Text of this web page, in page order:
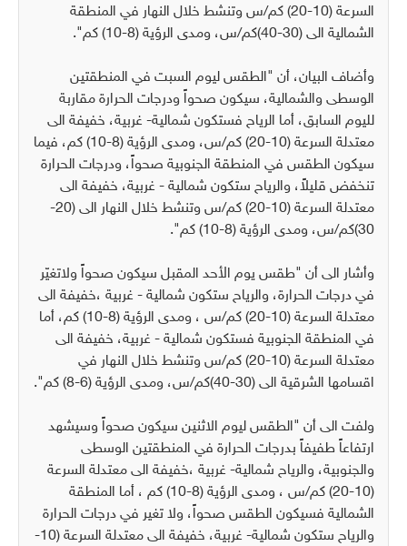
السرعة (10-20) كم/س وتنشط خلال النهار في المنطقة
الشمالية الى (30-40)كم/س، ومدى الرؤية (8-10) كم".
وأضاف البيان، أن "الطقس ليوم السبت في المنطقتين
الوسطى والشمالية، سيكون صحواً ودرجات الحرارة مقاربة
لليوم السابق، أما الرياح فستكون شمالية- غربية، خفيفة الى
معتدلة السرعة (10-20) كم/س، ومدى الرؤية (8-10) كم، فيما
سيكون الطقس في المنطقة الجنوبية صحواً، ودرجات الحرارة
تنخفض قليلاً، والرياح ستكون شمالية - غربية، خفيفة الى
معتدلة السرعة (10-20) كم/س وتنشط خلال النهار الى (20-
30)كم/س، ومدى الرؤية (8-10) كم".
وأشار الى أن "طقس يوم الأحد المقبل سيكون صحواً ولاتغيّر
في درجات الحرارة، والرياح ستكون شمالية - غربية ،خفيفة الى
معتدلة السرعة (10-20) كم/س ، ومدى الرؤية (8-10) كم، أما
في المنطقة الجنوبية فستكون شمالية - غربية، خفيفة الى
معتدلة السرعة (10-20) كم/س وتنشط خلال النهار في
اقسامها الشرقية الى (30-40)كم/س، ومدى الرؤية (6-8) كم".
ولفت الى أن "الطقس ليوم الاثنين سيكون صحواً وسيشهد
ارتفاعاً طفيفاً بدرجات الحرارة في المنطقتين الوسطى
والجنوبية، والرياح شمالية- غربية ،خفيفة الى معتدلة السرعة
(10-20) كم/س ، ومدى الرؤية (8-10) كم ، أما المنطقة
الشمالية فسيكون الطقس صحواً، ولا تغير في درجات الحرارة
والرياح ستكون شمالية- غربية، خفيفة الى معتدلة السرعة (10-